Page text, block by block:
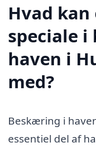
Hvad
speciale
haven i
med?
Beskæring i
essentiel del af